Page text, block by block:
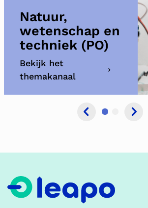
Natuur,
wetenschap en
techniek (PO)
Bekijk het
themakanaal